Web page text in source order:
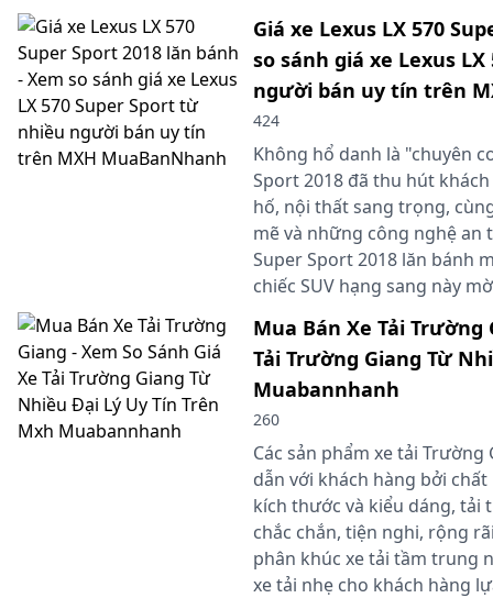
Giá xe Lexus LX 570
so sánh giá xe Lexus
người bán uy tín trên
424
Không hổ danh là "chuyên
Sport 2018 đã thu hút
hố, nội thất sang trọng,
mẽ và những công nghệ an
Super Sport 2018 lăn bánh
chiếc SUV hạng sang này
Mua Bán Xe Tải Trường
Tải Trường Giang Từ
Muabannhanh
260
Các sản phẩm xe tải
dẫn với khách hàng bởi
kích thước và kiểu dáng, tải
chắc chắn, tiện nghi, rộng
phân khúc xe tải tầm trung
xe tải nhẹ cho khách hàng